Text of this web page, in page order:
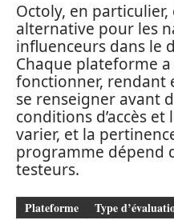
Octoly, en
alternative pour les
influenceurs dans le
Chaque plateforme
fonctionner, rendant
se renseigner avant
conditions d’accès
varier, et la
programme dépend
testeurs.
Plateforme Type